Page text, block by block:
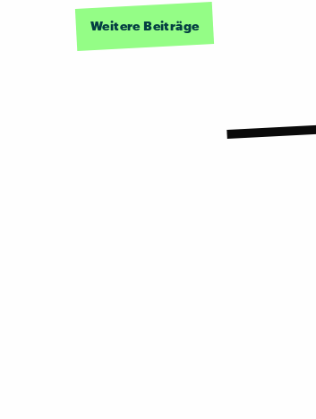
Weitere Beiträge